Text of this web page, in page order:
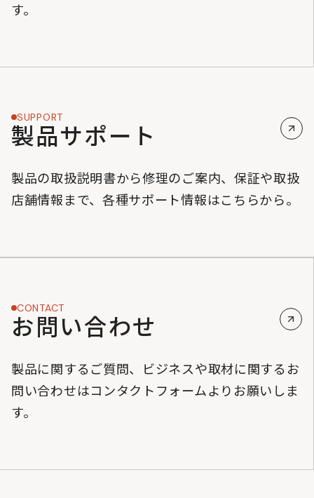
す。
SUPPORT
製品サポート
製品の取扱説明書から修理のご案内、保証や取扱
店舗情報まで、各種サポート情報はこちらから。
CONTACT
お問い合わせ
製品に関するご質問、ビジネスや取材に関するお
問い合わせはコンタクトフォームよりお願いしま
す。